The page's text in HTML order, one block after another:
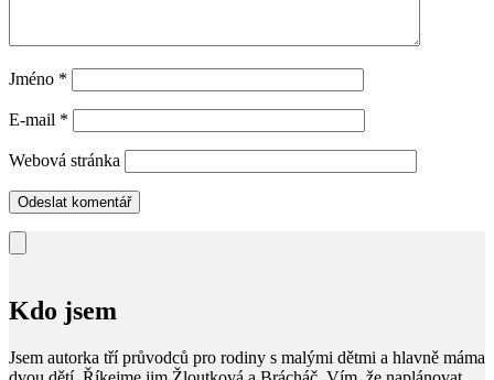
Jméno *
E-mail *
Webová stránka
Kdo jsem
Jsem autorka tří průvodců pro rodiny s malými dětmi a hlavně máma